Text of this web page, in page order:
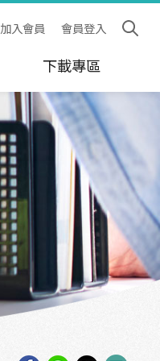
加入會員 會員登入
下載專區